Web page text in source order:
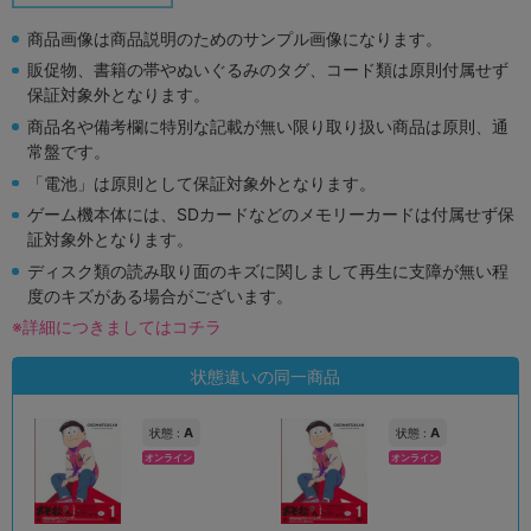
商品画像は商品説明のためのサンプル画像になります。
販促物、書籍の帯やぬいぐるみのタグ、コード類は原則付属せず
保証対象外となります。
商品名や備考欄に特別な記載が無い限り取り扱い商品は原則、通
常盤です。
「電池」は原則として保証対象外となります。
ゲーム機本体には、SDカードなどのメモリーカードは付属せず保
証対象外となります。
ディスク類の読み取り面のキズに関しまして再生に支障が無い程
度のキズがある場合がございます。
※詳細につきましてはコチラ
状態違いの同一商品
状態 : A
オンライン
状態 : A
オンライン